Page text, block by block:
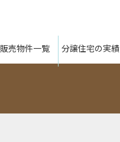
販売物件一覧 分譲住宅の実績